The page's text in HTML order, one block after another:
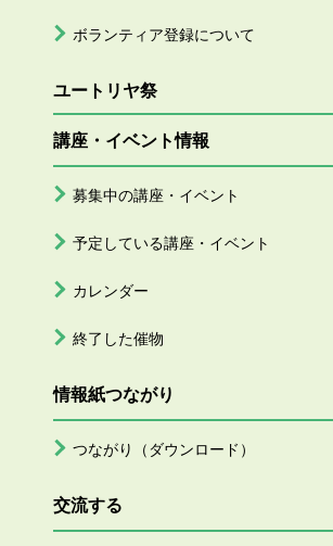
ボランティア登録について
ユートリヤ祭
講座・イベント情報
募集中の講座・イベント
予定している講座・イベント
カレンダー
終了した催物
情報紙つながり
つながり（ダウンロード）
交流する